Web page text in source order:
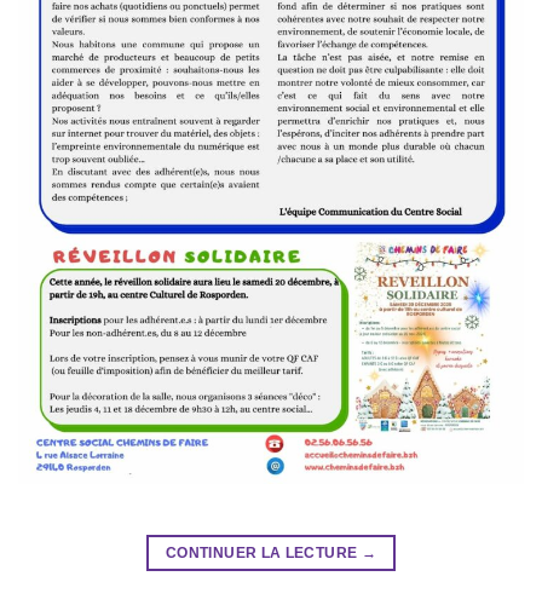
CONTINUER LA LECTURE →